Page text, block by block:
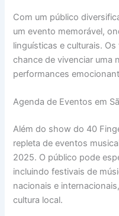
Com um público
um evento memorável,
linguísticas e culturais.
chance de vivenciar uma
performances
Agenda de Eventos em
Além do show do 40
repleta de eventos
2025. O público pode
incluindo festivais de
nacionais e
cultura local.